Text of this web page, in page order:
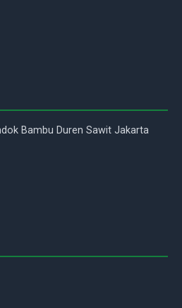
Bambu Duren Sawit Jakarta